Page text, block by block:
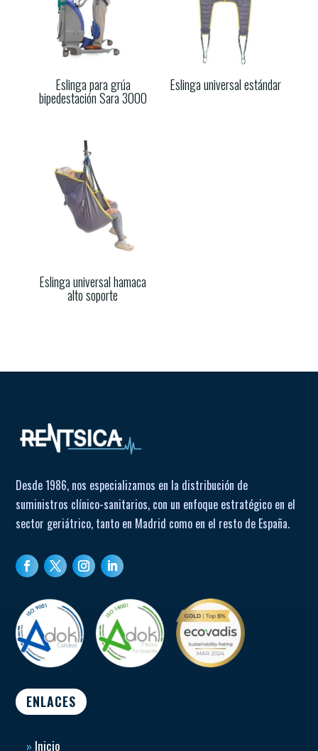
Eslinga para grúa
bipedestación Sara 3000
Eslinga universal estándar
Eslinga universal hamaca
alto soporte
Desde 1986, nos especializamos en la distribución de
suministros clínico-sanitarios, con un enfoque estratégico en el
sector geriátrico, tanto en Madrid como en el resto de España.
ENLACES
» Inicio